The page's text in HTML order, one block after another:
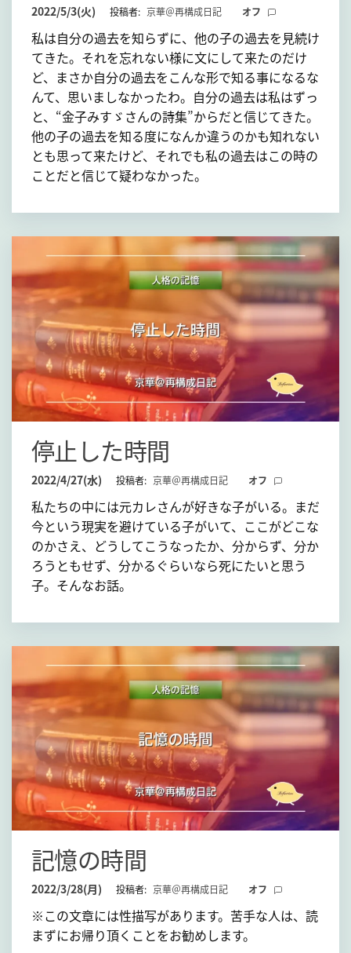
2022/5/3(火) 投稿者: 京華＠再構成日記 オフ
私は自分の過去を知らずに、他の子の過去を見続け
てきた。それを忘れない様に文にして来たのだけ
ど、まさか自分の過去をこんな形で知る事になるな
んて、思いましなかったわ。自分の過去は私はずっ
と、“金子みすゞさんの詩集”からだと信じてきた。
他の子の過去を知る度になんか違うのかも知れない
とも思って来たけど、それでも私の過去はこの時の
ことだと信じて疑わなかった。
停止した時間
2022/4/27(水) 投稿者: 京華＠再構成日記 オフ
私たちの中には元カレさんが好きな子がいる。まだ
今という現実を避けている子がいて、ここがどこな
のかさえ、どうしてこうなったか、分からず、分か
ろうともせず、分かるぐらいなら死にたいと思う
子。そんなお話。
記憶の時間
2022/3/28(月) 投稿者: 京華＠再構成日記 オフ
※この文章には性描写があります。苦手な人は、読
まずにお帰り頂くことをお勧めします。